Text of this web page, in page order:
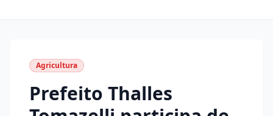
Agricultura
Prefeito Thalles